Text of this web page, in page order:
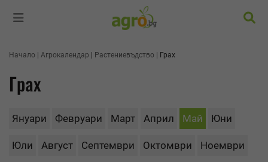
Начало Агрокалендар Растениевъдство Грах
Грах
Януари Февруари Март Април Май Юни
Юли Август Септември Октомври Ноември